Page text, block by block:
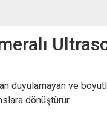
ve
dönüştürür.